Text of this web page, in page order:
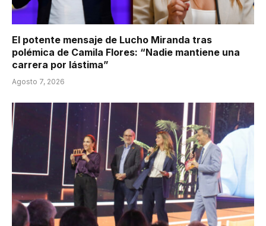
El potente mensaje de Lucho Miranda tras
polémica de Camila Flores: “Nadie mantiene una
carrera por lástima”
Agosto 7, 2026